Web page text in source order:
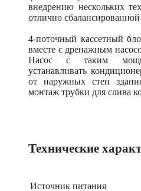
внедрению нескольких
отлично
4-поточный кассетный
вместе с дренажным
Насос с таким
устанавливать
от наружных стен
монтаж трубки для слива
Технические
Источник питания